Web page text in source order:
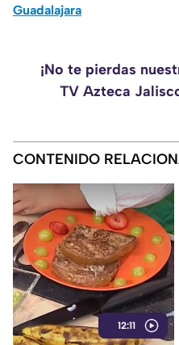
Guadalajara
¡No te pierdas
TV Azteca
CONTENIDO
12:11